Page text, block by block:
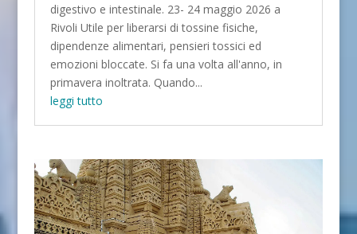
digestivo e intestinale. 23- 24 maggio 2026 a
Rivoli Utile per liberarsi di tossine fisiche,
dipendenze alimentari, pensieri tossici ed
emozioni bloccate. Si fa una volta all'anno, in
primavera inoltrata. Quando...
leggi tutto